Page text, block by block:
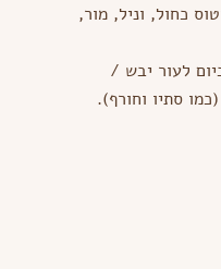
כחול, וניל, מור,
לעור יבש /
סתיו וחורף).